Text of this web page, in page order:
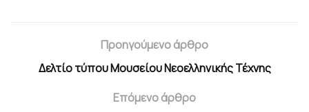
Προηγούμενο άρθρο
Δελτίο τύπου Μουσείου Νεοελληνικής Τέχνης
Επόμενο άρθρο